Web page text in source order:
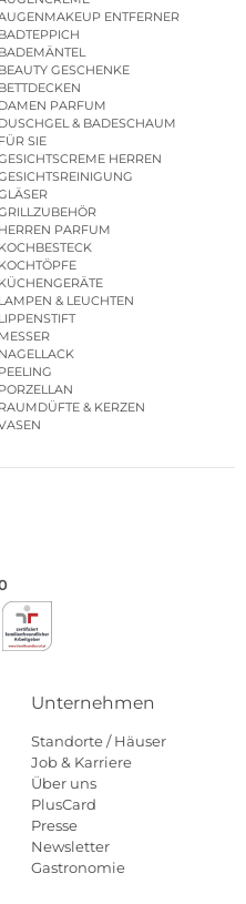
ENTFERNER
BADTEPPICH
BADEMÄNTEL
BEAUTY GESCHENKE
BETTDECKEN
DAMEN PARFUM
DUSCHGEL & BADESCHAUM
FÜR SIE
HERREN
HERREN PARFUM
KOCHBESTECK
KOCHTÖPFE
KÜCHENGERÄTE
LAMPEN & LEUCHTEN
LIPPENSTIFT
MESSER
NAGELLACK
PEELING
PORZELLAN
RAUMDÜFTE & KERZEN
Unternehmen
Standorte / Häuser
Job & Karriere
Über uns
PlusCard
Presse
Newsletter
Gastronomie